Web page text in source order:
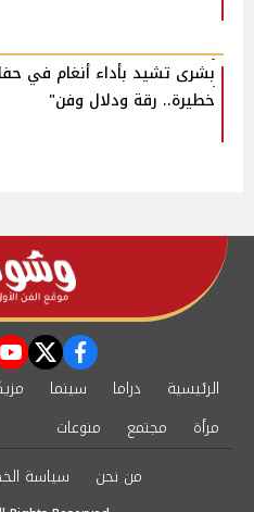
بشرى تشيد بأداء أنغام في
خطيرة.. رقة ودلال وفن"
facebook
الرئيسية دراما سينما
مرأة
مجتمع
منوعات
من نحن
سياسة